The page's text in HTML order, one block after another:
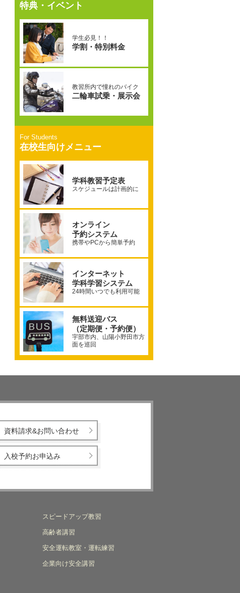
特典・イベント
学生必見！！
学割・特別料金
教習所内で憧れのバイク
二輪車試乗・展示会
在校生向けメニュー
学科教習予定表
スケジュールは計画的に
オンライン
予約システム
携帯やPCから簡単予約
インターネット
学科学習システム
24時間いつでも利用可能
無料送迎バス
（定期便・予約便）
宇部市内、山陽小野田市方
面を巡回
資料請求&お問い合わせ
入校予約お申込み
スピードアップ教習
高齢者講習
安全運転教室・運転練習
企業向け安全講習